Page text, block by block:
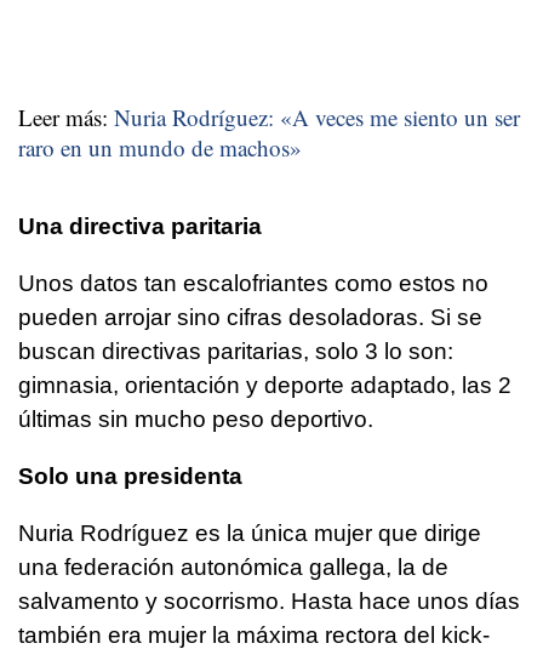
Leer más: Nuria Rodríguez: «A veces me siento un ser
raro en un mundo de machos»
Una directiva paritaria
Unos datos tan escalofriantes como estos no
pueden arrojar sino cifras desoladoras. Si se
buscan directivas paritarias, solo 3 lo son:
gimnasia, orientación y deporte adaptado, las 2
últimas sin mucho peso deportivo.
Solo una presidenta
Nuria Rodríguez es la única mujer que dirige
una federación autonómica gallega, la de
salvamento y socorrismo. Hasta hace unos días
también era mujer la máxima rectora del kick-